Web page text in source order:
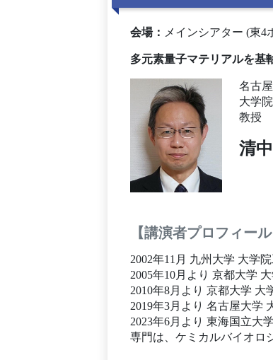
会場： メインシアター (東4
多元素量子マテリアルを基
名古
大学
教授
清
【講演者プロフィール
2002年11月 九州大学 大学
2005年10月より 京都大学
2010年8月より 京都大学 大
2019年3月より 名古屋大学
2023年6月より 東海国立大
専門は、ケミカルバイオロ